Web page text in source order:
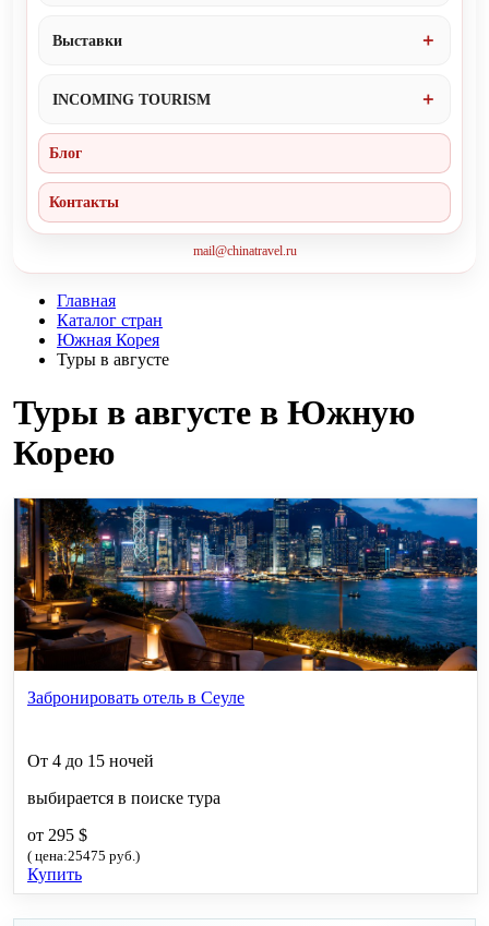
Выставки
INCOMING TOURISM
Блог
Контакты
mail@chinatravel.ru
Главная
Каталог стран
Южная Корея
Туры в августе
Туры в августе в Южную
Корею
Забронировать отель в Сеуле
От 4 до 15 ночей
выбирается в поиске тура
от 295 $
( цена:25475 руб.)
Купить